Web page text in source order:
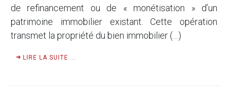
de refinancement ou de « monétisation » d’un
patrimoine immobilier existant. Cette opération
transmet la propriété du bien immobilier (…)
LIRE LA SUITE ...